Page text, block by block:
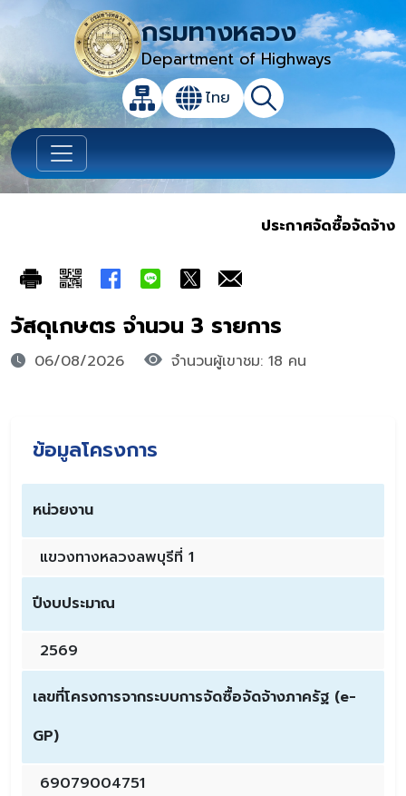
กรมทางหลวง
Department of Highways
แผนผังเว็บไซต์
เปลี่ยนภาษา
ไทย ค้นหา
เปิดกล่องค้นหาข้อมูลหลักของเว็บไซต์
ประกาศจัดซื้อจัดจ้าง
วัสดุเกษตร จำนวน 3 รายการ
06/08/2026 จำนวนผู้เขาชม: 18 คน
ข้อมูลโครงการ
หน่วยงาน
แขวงทางหลวงลพบุรีที่ 1
ปีงบประมาณ
2569
เลขที่โครงการจากระบบการจัดซื้อจัดจ้างภาครัฐ (e-
GP)
69079004751